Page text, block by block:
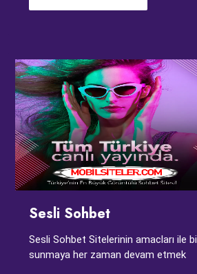
Sesli Sohbet
Sesli Sohbet Sitelerinin amacları ile
sunmaya her zaman devam etmek